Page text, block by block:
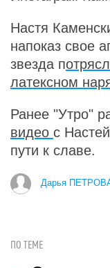
Настя
напоказ свое
звезда п
латексном
Ранее "Утро"
видео с
пути к славе.
Дарья
ПО ТЕМЕ